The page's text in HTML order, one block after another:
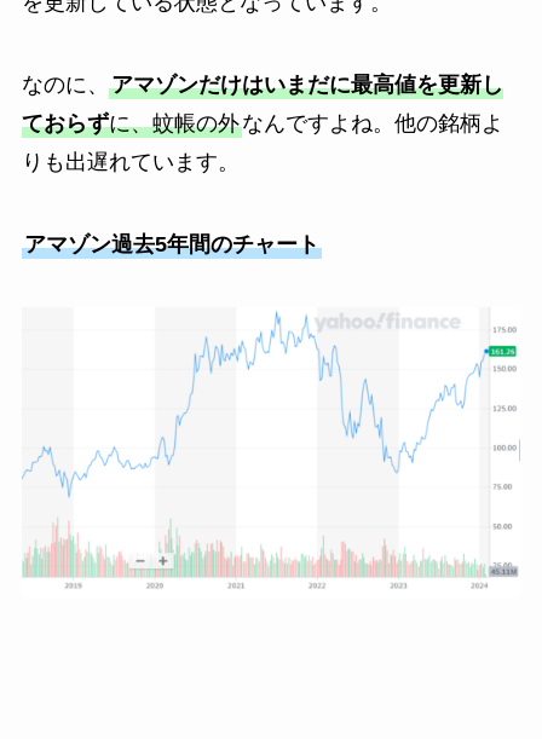
なのに、 アマゾンだけはいまだに最高値を更新し
ておらずに、蚊帳の外なんですよね。他の銘柄よ
りも出遅れています。
アマゾン過去5年間のチャート